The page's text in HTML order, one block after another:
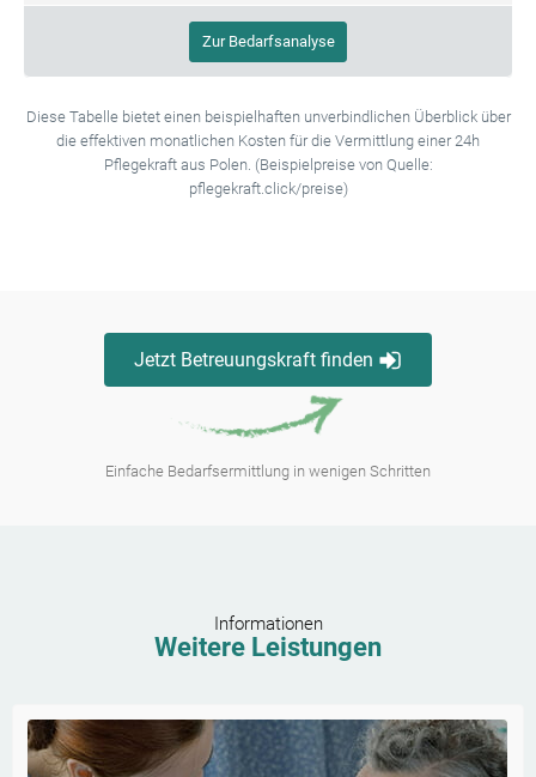
Zur Bedarfsanalyse
Diese Tabelle bietet einen beispielhaften unverbindlichen Überblick über
die effektiven monatlichen Kosten für die Vermittlung einer 24h
Pflegekraft aus Polen. (Beispielpreise von Quelle:
pflegekraft.click/preise)
Jetzt Betreuungskraft finden
Einfache Bedarfsermittlung in wenigen Schritten
Informationen
Weitere Leistungen